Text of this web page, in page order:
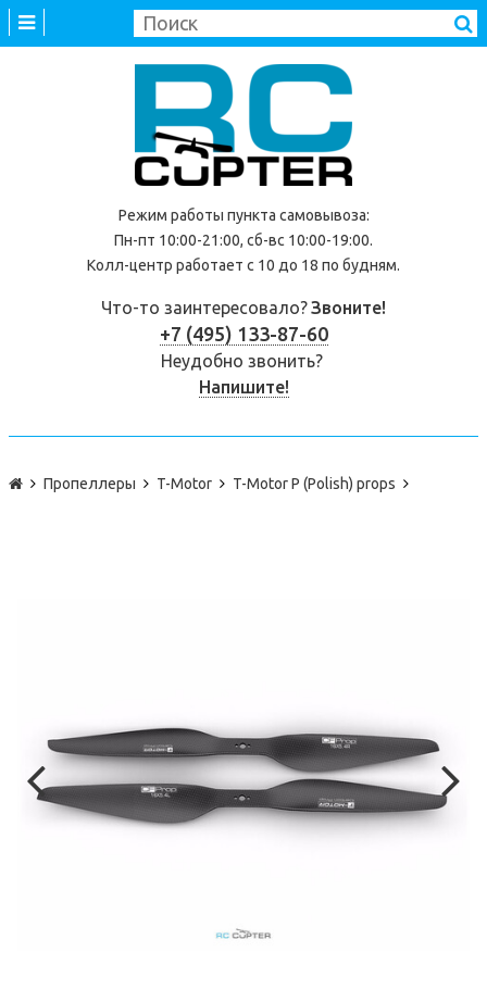
Режим работы пункта самовывоза:
Пн-пт 10:00-21:00, сб-вс 10:00-19:00.
Колл-центр работает с 10 до 18 по будням.
Что-то заинтересовало?Звоните!
+7 (495) 133-87-60
Неудобно звонить?
Напишите!
Пропеллеры T-Motor T-Motor P (Polish) props